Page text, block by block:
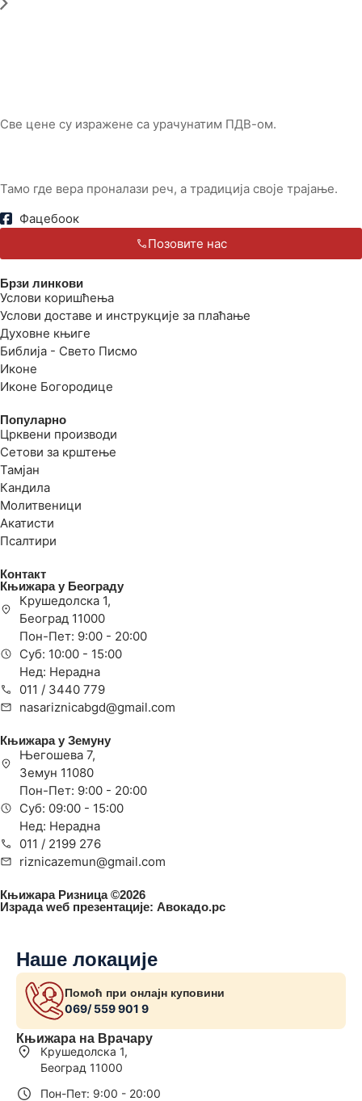
Све цене су изражене са урачунатим ПДВ-ом.
Тамо где вера проналази реч, а традиција своје трајање.
Фацебоок
Позовите нас
Брзи линкови
Услови коришћења
Услови доставе и инструкције за плаћање
Духовне књиге
Библија - Свето Писмо
Иконе
Иконе Богородице
Популарно
Црквени производи
Сетови за крштење
Тамјан
Кандила
Молитвеници
Акатисти
Псалтири
Контакт
Књижара у Београду
Крушедолска 1,
Београд 11000
Пон-Пет: 9:00 - 20:00
Суб: 10:00 - 15:00
Нед: Нерадна
011 / 3440 779
nasariznicabgd@gmail.com
Књижара у Земуну
Његошева 7,
Земун 11080
Пон-Пет: 9:00 - 20:00
Суб: 09:00 - 15:00
Нед: Нерадна
011 / 2199 276
riznicazemun@gmail.com
Књижара Ризница ©️2026
Израда wеб презентације: Авокадо.рс
Наше локације
Помоћ при онлајн куповини
069/ 559 901 9
Књижара на Врачару
Крушедолска 1,
Београд 11000
Пон-Пет: 9:00 - 20:00